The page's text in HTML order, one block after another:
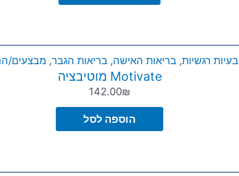
בעיות רגשיות, בריאות האישה, בריאות הגבר, מבצעים/
Motivate מוטיבציה
142.00₪
הוספה לסל